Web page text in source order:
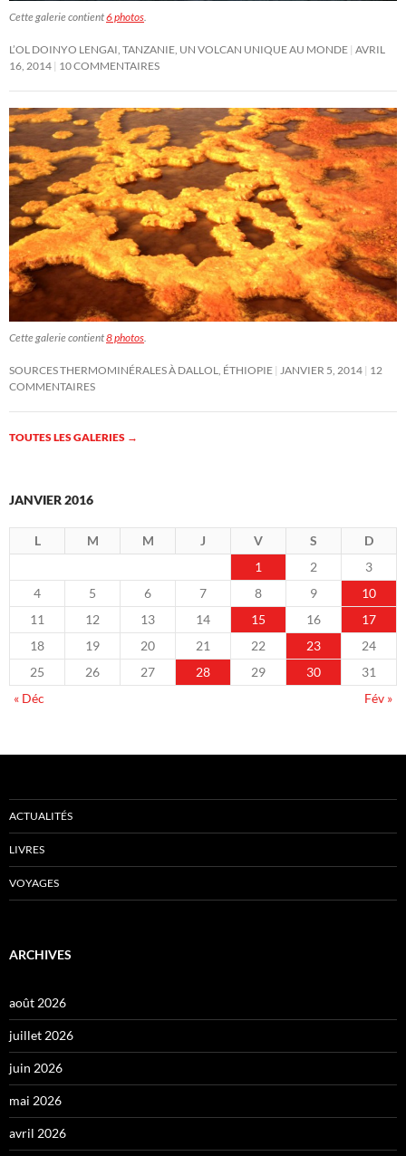
Cette galerie contient6 photos
L’OL DOINYO LENGAI, TANZANIE, UN VOLCAN UNIQUE AU MONDE AVRIL
16, 2014 10 COMMENTAIRES
Cette galerie contient8 photos.
SOURCES THERMOMINÉRALES À DALLOL, ÉTHIOPIE JANVIER 5, 2014 12
COMMENTAIRES
TOUTES LES GALERIES →
JANVIER 2016
L M M J V S
D
1
2
3
4
5 6 7 8 9
10
11
12 13 14 15 16
17
18
19 20 21 22 23
24
25
26 27 28 29 30
31
« Déc
Fév »
ACTUALITÉS
LIVRES
VOYAGES
ARCHIVES
août 2026
juillet 2026
juin 2026
mai 2026
avril 2026